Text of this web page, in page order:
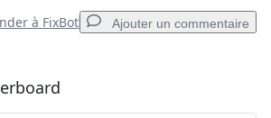
à FixBot Ajouter un commentaire
Ajouter un commentaire